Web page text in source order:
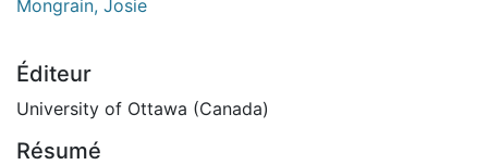
Mongrain, Josie
Éditeur
University of Ottawa (Canada)
Résumé